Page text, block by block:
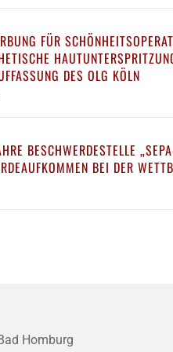
FÜR
DES OLG KÖLN
BESCHWERDESTELLE
BEI DER
Bad Homburg